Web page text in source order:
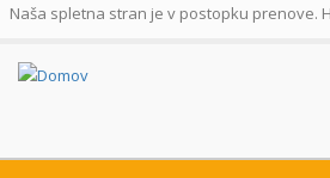
Naša spletna stran je v postopku prenove.